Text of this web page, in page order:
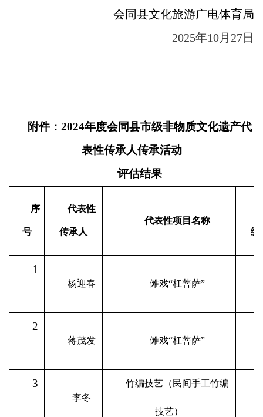
会同县文化旅游广电体育局
2025年10月27日
附件： 2024年度会同县市级非物质文化遗产代
表性传承人传承活动
评估结果
序
号
代表性
传承人
代表性项目名称
级
1
杨迎春 傩戏“杠菩萨”
2
蒋茂发 傩戏“杠菩萨”
3
李冬
竹编技艺（民间手工竹编
技艺）